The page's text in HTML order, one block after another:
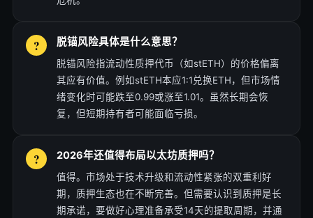
脱锚风险具体是什么意思？
脱锚风险指流动性质押代币（如stETH）的价格偏离
其应有价值。例如stETH本应1:1兑换ETH，但市场情
绪变化时可能跌至0.99或涨至1.01。虽然长期会恢
复，但短期持有者可能面临亏损。
2026年还值得布局以太坊质押吗？
值得。市场处于技术升级和流动性紧张的双重利好
期，质押生态也在不断完善。但需要认识到质押是长
期承诺，要做好心理准备承受14天的提取周期，并通